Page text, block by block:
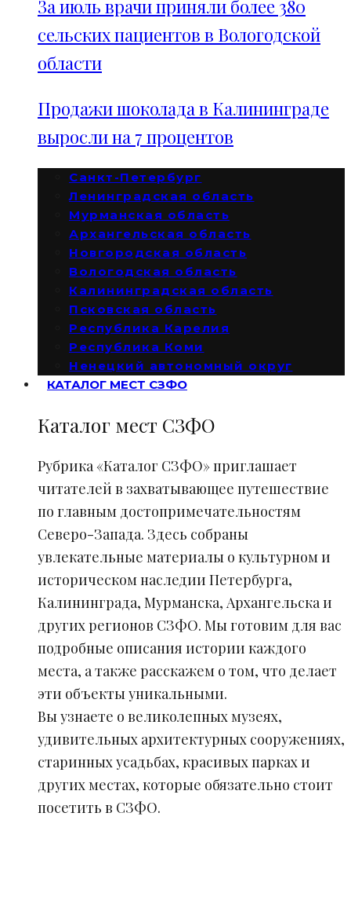
За июль врачи приняли более 380
сельских пациентов в Вологодской
области
Продажи шоколада в Калининграде
выросли на 7 процентов
Санкт-Петербург
Ленинградская область
Мурманская область
Архангельская область
Новгородская область
Вологодская область
Калининградская область
Псковская область
Республика Карелия
Республика Коми
Ненецкий автономный округ
КАТАЛОГ МЕСТ СЗФО
Каталог мест СЗФО
Рубрика «Каталог СЗФО» приглашает
читателей в захватывающее путешествие
по главным достопримечательностям
Северо-Запада. Здесь собраны
увлекательные материалы о культурном и
историческом наследии Петербурга,
Калининграда, Мурманска, Архангельска и
других регионов СЗФО. Мы готовим для вас
подробные описания истории каждого
места, а также расскажем о том, что делает
эти объекты уникальными.
Вы узнаете о великолепных музеях,
удивительных архитектурных сооружениях,
старинных усадьбах, красивых парках и
других местах, которые обязательно стоит
посетить в СЗФО.